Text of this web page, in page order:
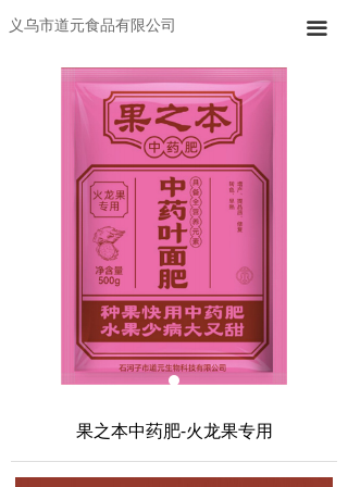
义乌市道元食品有限公司 끀
果之本中药肥-火龙果专用